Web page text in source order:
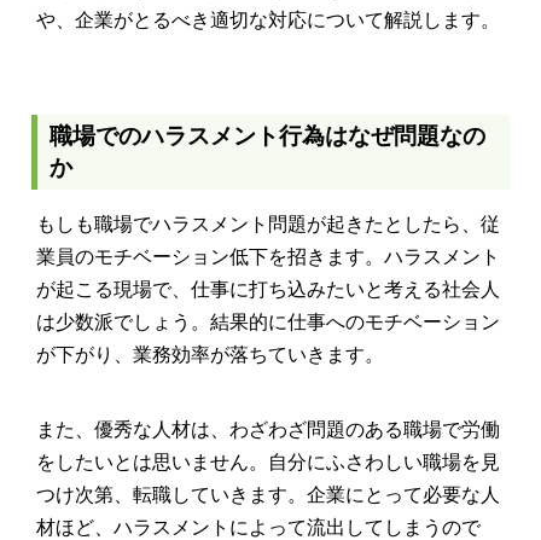
や、企業がとるべき適切な対応について解説します。
職場でのハラスメント行為はなぜ問題なの
か
もしも職場でハラスメント問題が起きたとしたら、従
業員のモチベーション低下を招きます。ハラスメント
が起こる現場で、仕事に打ち込みたいと考える社会人
は少数派でしょう。結果的に仕事へのモチベーション
が下がり、業務効率が落ちていきます。
また、優秀な人材は、わざわざ問題のある職場で労働
をしたいとは思いません。自分にふさわしい職場を見
つけ次第、転職していきます。企業にとって必要な人
材ほど、ハラスメントによって流出してしまうので